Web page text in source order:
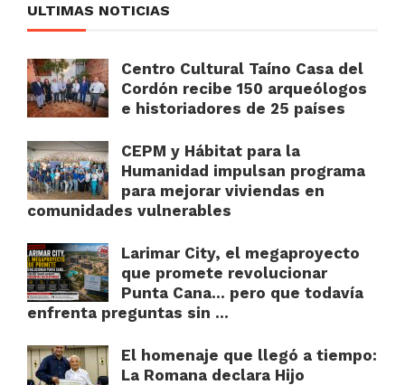
ULTIMAS NOTICIAS
Centro Cultural Taíno Casa del
Cordón recibe 150 arqueólogos
e historiadores de 25 países
CEPM y Hábitat para la
Humanidad impulsan programa
para mejorar viviendas en
comunidades vulnerables
Larimar City, el megaproyecto
que promete revolucionar
Punta Cana… pero que todavía
enfrenta preguntas sin ...
El homenaje que llegó a tiempo:
La Romana declara Hijo